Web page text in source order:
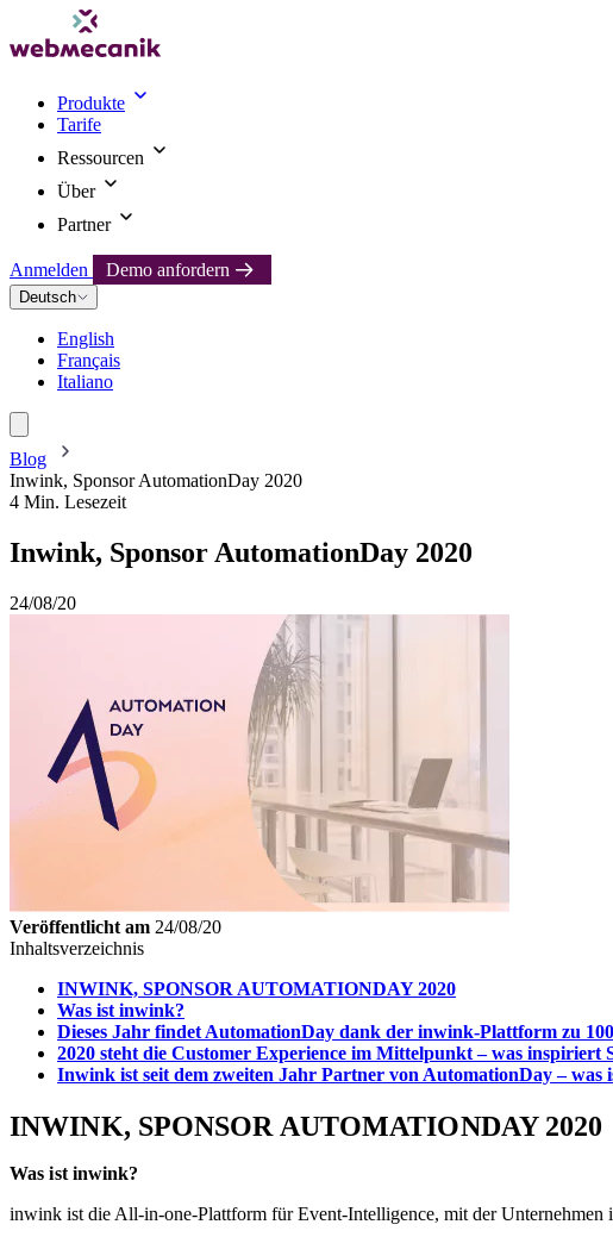
Produkte
Tarife
Ressourcen
Über
Partner
Anmelden Demo anfordern
Deutsch
English
Français
Italiano
Blog
Inwink, Sponsor AutomationDay 2020
4 Min. Lesezeit
Inwink, Sponsor AutomationDay 2020
24/08/20
Veröffentlicht am 24/08/20
Inhaltsverzeichnis
INWINK, SPONSOR AUTOMATIONDAY 2020
Was ist inwink?
Dieses Jahr findet AutomationDay dank der inwink-Plattform zu
2020 steht die Customer Experience im Mittelpunkt – was inspiriert
Inwink ist seit dem zweiten Jahr Partner von AutomationDay – was
INWINK, SPONSOR AUTOMATIONDAY 2020
Was ist inwink?
inwink ist die All-in-one-Plattform für Event-Intelligence, mit der Unternehmen